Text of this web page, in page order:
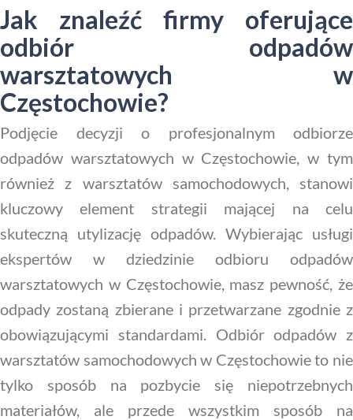
Jak znaleźć firmy oferujące
odbiór odpadów
warsztatowych w
Częstochowie?
Podjęcie decyzji o profesjonalnym odbiorze
odpadów warsztatowych w Częstochowie, w tym
również z warsztatów samochodowych, stanowi
kluczowy element strategii mającej na celu
skuteczną utylizację odpadów. Wybierając usługi
ekspertów w dziedzinie odbioru odpadów
warsztatowych w Częstochowie, masz pewność, że
odpady zostaną zbierane i przetwarzane zgodnie z
obowiązującymi standardami. Odbiór odpadów z
warsztatów samochodowych w Częstochowie to nie
tylko sposób na pozbycie się niepotrzebnych
materiałów, ale przede wszystkim sposób na